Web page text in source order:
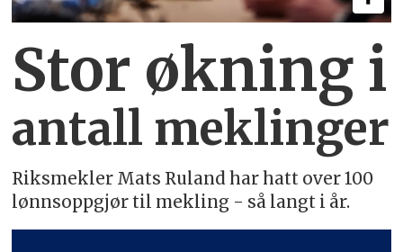
Stor økning i
antall meklinger
Riksmekler Mats Ruland har hatt over 100
lønnsoppgjør til mekling - så langt i år.